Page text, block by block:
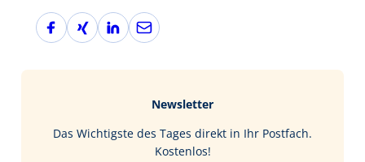
F
a
X
i
L
i
I
E
-
Newsletter
Das Wichtigste des Tages direkt in Ihr Postfach.
Kostenlos!